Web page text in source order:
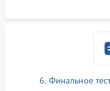
6. Финальное